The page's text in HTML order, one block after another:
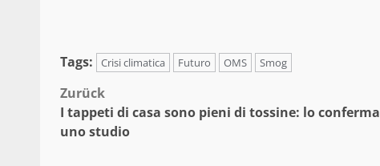
Tags: Crisi climatica Futuro OMS Smog
Beitragsnavigation
Zurück
I tappeti di casa sono pieni di tossine: lo conferma
uno studio